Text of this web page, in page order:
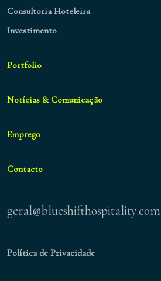
Consultoria Hoteleira
Investimento
Portfolio
Notícias & Comunicação
Emprego
Contacto
geral@blueshifthospitality.com
Política de Privacidade